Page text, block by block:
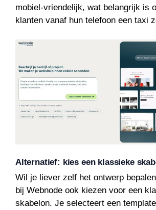
mobiel-vriendelijk, wat belangrijk is
klanten vanaf hun telefoon een taxi
Alternatief: kies een klassieke
Wil je liever zelf het ontwerp
bij Webnode ook kiezen voor een
skabelon. Je selecteert een